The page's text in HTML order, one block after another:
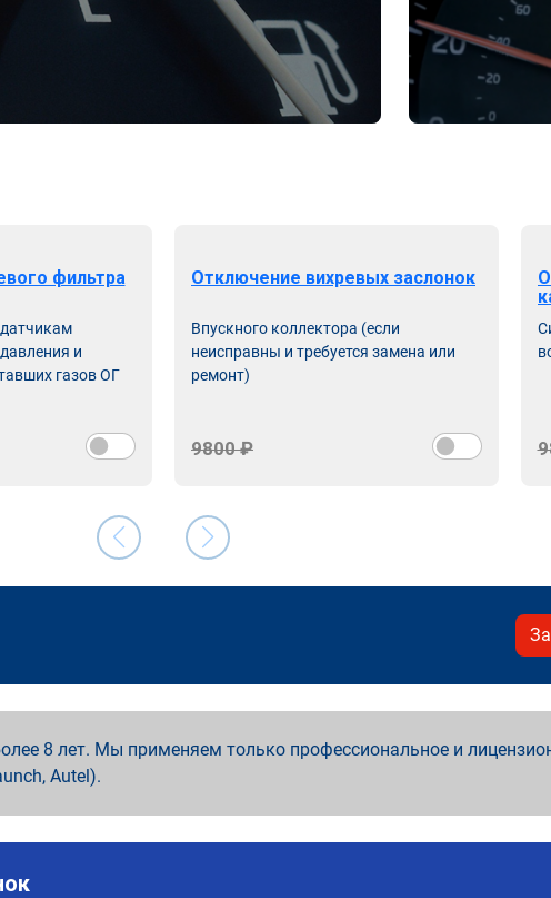
фильтра
и
газов ОГ
Отключение вихревых заслонок
Впускного коллектора (если
неисправны и требуется замена или
ремонт)
9800 ₽
8 лет. Мы применяем только профессиональное и
Autel).